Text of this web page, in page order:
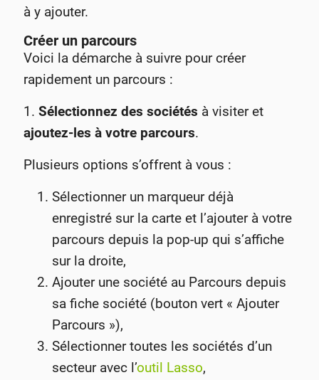
à y ajouter.
Créer un parcours
Voici la démarche à suivre pour créer
rapidement un parcours :
1.Sélectionnez des sociétés à visiter et
ajoutez-les à votre parcours.
Plusieurs options s’offrent à vous :
Sélectionner un marqueur déjà
enregistré sur la carte et l’ajouter à votre
parcours depuis la pop-up qui s’affiche
sur la droite,
Ajouter une société au Parcours depuis
sa fiche société (bouton vert « Ajouter
Parcours »),
Sélectionner toutes les sociétés d’un
secteur avec l’outil Lasso,